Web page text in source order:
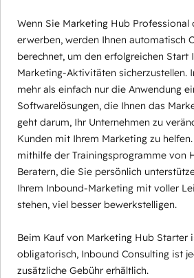
Wenn Sie Marketing Hub Professional
erwerben, werden Ihnen automatisch
berechnet, um den erfolgreichen Start
Marketing-Aktivitäten sicherzustellen.
mehr als einfach nur die Anwendung
Softwarelösungen, die Ihnen das
geht darum, Ihr Unternehmen zu
Kunden mit Ihrem Marketing zu
mithilfe der Trainingsprogramme von
Beratern, die Sie persönlich
Ihrem Inbound-Marketing mit voller
stehen, viel besser bewerkstelligen.
Beim Kauf von Marketing Hub Starter
obligatorisch, Inbound Consulting ist
zusätzliche Gebühr erhältlich.